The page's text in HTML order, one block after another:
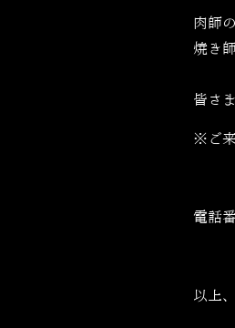
肉師
焼き
皆さ
※ご来
電話
以上